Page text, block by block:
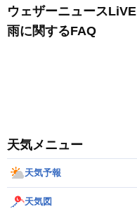
ウェザーニュースLiVE
雨に関するFAQ
天気メニュー
天気予報
天気図